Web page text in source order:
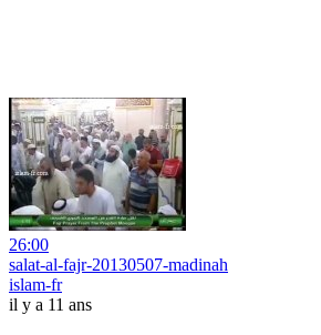
26:00
salat-al-fajr-20130507-madinah
islam-fr
il y a 11 ans